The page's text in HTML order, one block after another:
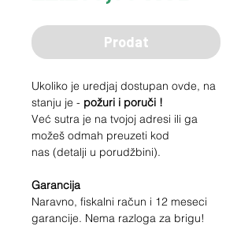
Prodat
Ukoliko je uredjaj dostupan ovde, na
stanju je - požuri i poruči !
Već sutra je na tvojoj adresi ili ga
možeš odmah preuzeti kod
nas (detalji u porudžbini).
Garancija
Naravno, fiskalni račun i 12 meseci
garancije. Nema razloga za brigu!